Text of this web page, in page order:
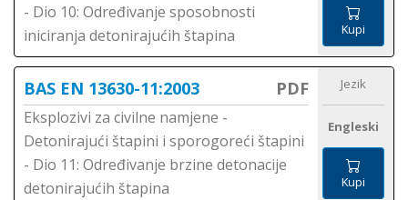
- Dio 10: Određivanje sposobnosti
iniciranja detonirajućih štapina
Kupi
BAS EN 13630-11:2003 PDF
Eksplozivi za civilne namjene -
Detonirajući štapini i sporogoreći štapini
- Dio 11: Određivanje brzine detonacije
detonirajućih štapina
Jezik
Engleski
Kupi